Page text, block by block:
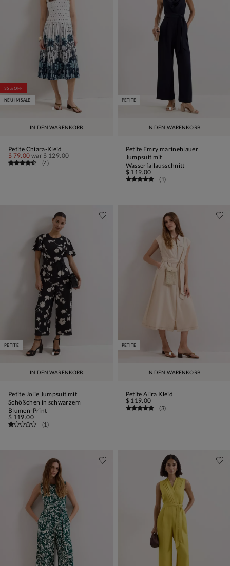
IN DEN WARENKORB
35% OFF
NEU IM SALE
Petite Chiara-Kleid
$ 79.00 war$ 129.00
(4)
IN DEN WARENKORB
PETITE
Petite Emry marineblauer
Jumpsuit mit
Wasserfallausschnitt
$ 119.00
(1)
IN DEN WARENKORB
PETITE
Petite Jolie Jumpsuit mit
Schößchen in schwarzem
Blumen-Print
$ 119.00
(1)
IN DEN WARENKORB
PETITE
Petite Alira Kleid
$ 119.00
(3)